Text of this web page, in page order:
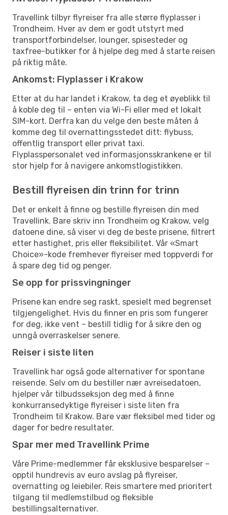
Travellink tilbyr flyreiser fra alle større flyplasser i
Trondheim. Hver av dem er godt utstyrt med
transportforbindelser, lounger, spisesteder og
taxfree-butikker for å hjelpe deg med å starte reisen
på riktig måte.
Ankomst: Flyplasser i Krakow
Etter at du har landet i Krakow, ta deg et øyeblikk til
å koble deg til – enten via Wi-Fi eller med et lokalt
SIM-kort. Derfra kan du velge den beste måten å
komme deg til overnattingsstedet ditt: flybuss,
offentlig transport eller privat taxi.
Flyplasspersonalet ved informasjonsskrankene er til
stor hjelp for å navigere ankomstlogistikken.
Bestill flyreisen din trinn for trinn
Det er enkelt å finne og bestille flyreisen din med
Travellink. Bare skriv inn Trondheim og Krakow, velg
datoene dine, så viser vi deg de beste prisene, filtrert
etter hastighet, pris eller fleksibilitet. Vår «Smart
Choice»-kode fremhever flyreiser med toppverdi for
å spare deg tid og penger.
Se opp for prissvingninger
Prisene kan endre seg raskt, spesielt med begrenset
tilgjengelighet. Hvis du finner en pris som fungerer
for deg, ikke vent – bestill tidlig for å sikre den og
unngå overraskelser senere.
Reiser i siste liten
Travellink har også gode alternativer for spontane
reisende. Selv om du bestiller nær avreisedatoen,
hjelper vår tilbudsseksjon deg med å finne
konkurransedyktige flyreiser i siste liten fra
Trondheim til Krakow. Bare vær fleksibel med tider og
dager for bedre resultater.
Spar mer med Travellink Prime
Våre Prime-medlemmer får eksklusive besparelser –
opptil hundrevis av euro avslag på flyreiser,
overnatting og leiebiler. Reis smartere med prioritert
tilgang til medlemstilbud og fleksible
bestillingsalternativer.